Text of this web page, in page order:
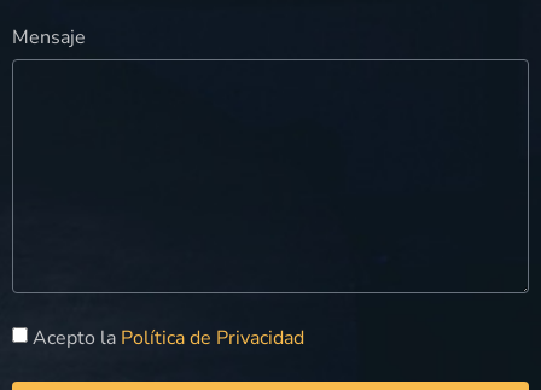
Mensaje
Acepto la Política de Privacidad